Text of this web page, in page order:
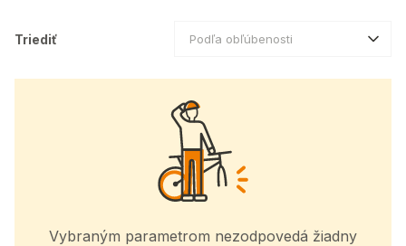
Triediť Podľa obľúbenosti
Vybraným parametrom nezodpovedá žiadny